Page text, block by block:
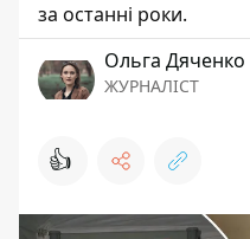
за останні роки.
Ольга Дяченко
ЖУРНАЛІСТ
👍